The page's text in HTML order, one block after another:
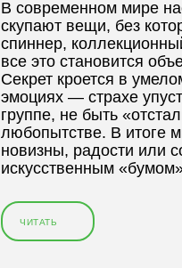
В современном мире
скупают вещи, без
спиннер,
все это становится
Секрет кроется в
эмоциях — страхе
группе, не быть
любопытстве. В итоге
новизны, радости или
искусственным
ЧИТАТЬ
1